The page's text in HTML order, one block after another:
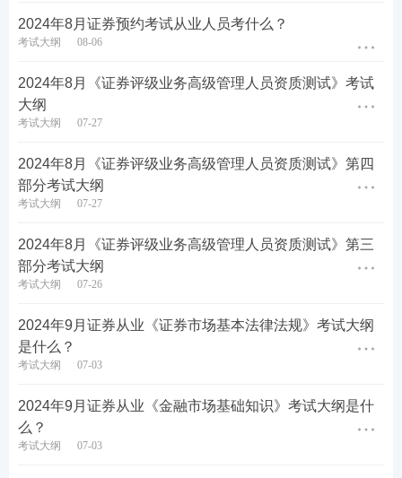
掌握证券市场投资者的概念、特点及分类;了解
掌握机构投资者的概念、特点及分类;熟悉机构
投资者在金融市场中的作用;熟悉政府机构类投
者的概念、特点及分类;熟悉合格境外投资者、
合格境内机构投资者的概念与特点;掌握企业和
类投资者的概念、特点及分类。
掌握个人投资者的概念;熟悉个人投资者的风险
第三节 证券中介机构
历程;掌握我国证券公司的监管制度及具体要求;
掌握证券公司主要业务的种类及内容;了解证券
2024年8月证券预约考试从业人员考什么？
考试大纲 08-06
2024年8月《证券评级业务高级管理人员资质测试》考试
大纲
考试大纲 07-27
2024年8月《证券评级业务高级管理人员资质测试》第四
部分考试大纲
考试大纲 07-27
2024年8月《证券评级业务高级管理人员资质测试》第三
部分考试大纲
考试大纲 07-26
2024年9月证券从业《证券市场基本法律法规》考试大纲
是什么？
考试大纲 07-03
2024年9月证券从业《金融市场基础知识》考试大纲是什
么？
考试大纲 07-03